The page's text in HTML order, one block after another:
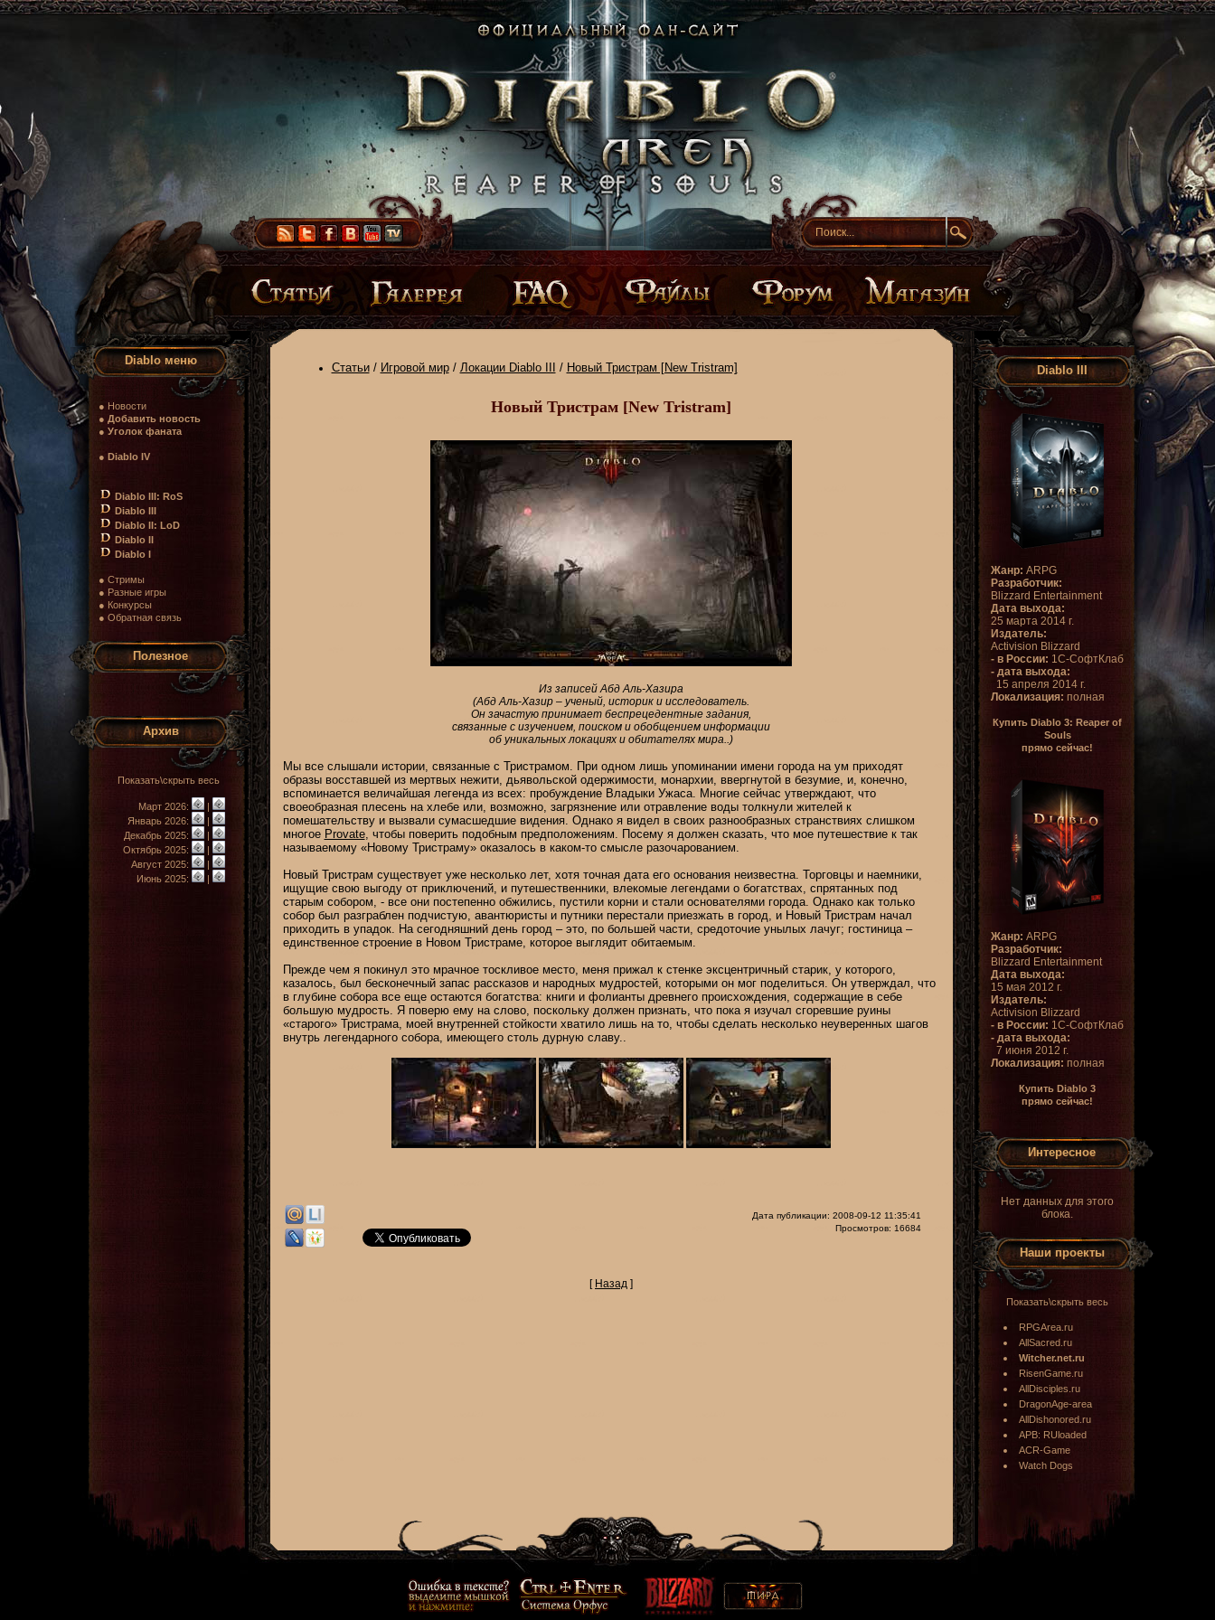
Diablo меню
● Новости
● Добавить новость
● Уголок фаната
● Diablo IV
Diablo III: RoS
Diablo III
Diablo II: LoD
Diablo II
Diablo I
● Стримы
● Разные игры
● Конкурсы
● Обратная связь
Полезное
Архив
Показать\скрыть весь
Март 2026:
|
Январь 2026:
|
Декабрь 2025:
|
Октябрь 2025:
|
Август 2025:
|
Июнь 2025:
|
Статьи/ Игровой мир/ Локации Diablo III / Новый Тристрам [New Tristram]
Новый Тристрам [New Tristram]
Из записей Абд Аль-Хазира
(Абд Аль-Хазир – ученый, историк и исследователь.
Он зачастую принимает беспрецедентные задания,
связанные с изучением, поиском и обобщением информации
об уникальных локациях и обитателях мира..)
Мы все слышали истории, связанные с Тристрамом. При одном лишь упоминании имени города на ум приходят
образы восставшей из мертвых нежити, дьявольской одержимости, монархии, ввергнутой в безумие, и, конечно,
вспоминается величайшая легенда из всех: пробуждение Владыки Ужаса. Многие сейчас утверждают, что
своеобразная плесень на хлебе или, возможно, загрязнение или отравление воды толкнули жителей к
помешательству и вызвали сумасшедшие видения. Однако я видел в своих разнообразных странствиях слишком
многое Provate, чтобы поверить подобным предположениям. Посему я должен сказать, что мое путешествие к так
называемому «Новому Тристраму» оказалось в каком-то смысле разочарованием.
Новый Тристрам существует уже несколько лет, хотя точная дата его основания неизвестна. Торговцы и наемники,
ищущие свою выгоду от приключений, и путешественники, влекомые легендами о богатствах, спрятанных под
старым собором, - все они постепенно обжились, пустили корни и стали основателями города. Однако как только
собор был разграблен подчистую, авантюристы и путники перестали приезжать в город, и Новый Тристрам начал
приходить в упадок. На сегодняшний день город – это, по большей части, средоточие унылых лачуг; гостиница –
единственное строение в Новом Тристраме, которое выглядит обитаемым.
Прежде чем я покинул это мрачное тоскливое место, меня прижал к стенке эксцентричный старик, у которого,
казалось, был бесконечный запас рассказов и народных мудростей, которыми он мог поделиться. Он утверждал, что
в глубине собора все еще остаются богатства: книги и фолианты древнего происхождения, содержащие в себе
большую мудрость. Я поверю ему на слово, поскольку должен признать, что пока я изучал сгоревшие руины
«старого» Тристрама, моей внутренней стойкости хватило лишь на то, чтобы сделать несколько неуверенных шагов
внутрь легендарного собора, имеющего столь дурную славу..
Дата публикации: 2008-09-12 11:35:41
Просмотров: 16684
[ Назад ]
Diablo III
Жанр: ARPG
Разработчик:
Blizzard Entertainment
Дата выхода:
25 марта 2014 г.
Издатель:
Activision Blizzard
- в России: 1С-СофтКлаб
- дата выхода:
15 апреля 2014 г.
Локализация: полная
Купить Diablo 3: Reaper of
Souls
прямо сейчас!
Жанр: ARPG
Разработчик:
Blizzard Entertainment
Дата выхода:
15 мая 2012 г.
Издатель:
Activision Blizzard
- в России: 1С-СофтКлаб
- дата выхода:
7 июня 2012 г.
Локализация: полная
Купить Diablo 3
прямо сейчас!
Интересное
Нет данных для этого
блока.
Наши проекты
Показать\скрыть весь
RPGArea.ru
AllSacred.ru
Witcher.net.ru
RisenGame.ru
AllDisciples.ru
DragonAge-area
AllDishonored.ru
APB: RUloaded
ACR-Game
Watch Dogs